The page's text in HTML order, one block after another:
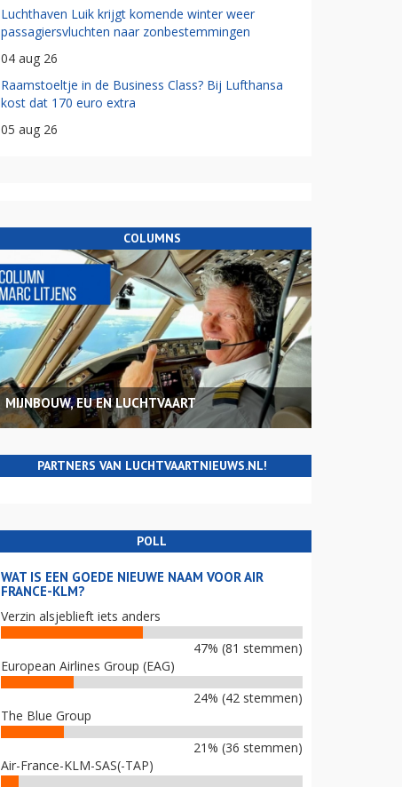
Luchthaven Luik krijgt komende winter weer
passagiersvluchten naar zonbestemmingen
04 aug 26
Raamstoeltje in de Business Class? Bij Lufthansa
kost dat 170 euro extra
05 aug 26
COLUMNS
MIJNBOUW, EU EN LUCHTVAART
PARTNERS VAN LUCHTVAARTNIEUWS.NL!
POLL
WAT IS EEN GOEDE NIEUWE NAAM VOOR AIR
FRANCE-KLM?
Verzin alsjeblieft iets anders
47% (81 stemmen)
European Airlines Group (EAG)
24% (42 stemmen)
The Blue Group
21% (36 stemmen)
Air-France-KLM-SAS(-TAP)